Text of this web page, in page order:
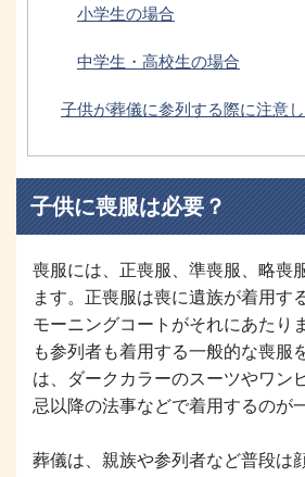
小学生の場合
中学生・高校生の場合
子供が葬儀に参列する際に注意
子供に喪服は必要？
喪服には、正喪服、準喪服、略喪
ます。正喪服は喪に遺族が着用す
モーニングコートがそれにあたり
も参列者も着用する一般的な喪服
は、ダークカラーのスーツやワン
忌以降の法事などで着用するのが
葬儀は、親族や参列者など普段は